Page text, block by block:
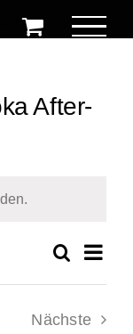
After-
Suche
Nächste